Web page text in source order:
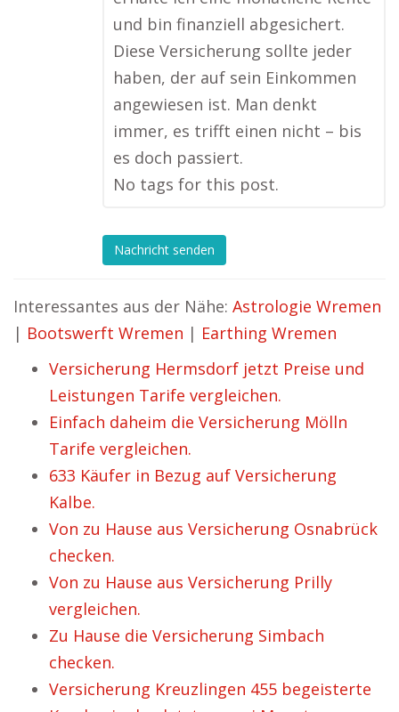
und bin finanziell abgesichert.
Diese Versicherung sollte jeder
haben, der auf sein Einkommen
angewiesen ist. Man denkt
immer, es trifft einen nicht – bis
es doch passiert.
No tags for this post.
Nachricht senden
Interessantes aus der Nähe: Astrologie Wremen
| Bootswerft Wremen | Earthing Wremen
Versicherung Hermsdorf jetzt Preise und
Leistungen Tarife vergleichen.
Einfach daheim die Versicherung Mölln
Tarife vergleichen.
633 Käufer in Bezug auf Versicherung
Kalbe.
Von zu Hause aus Versicherung Osnabrück
checken.
Von zu Hause aus Versicherung Prilly
vergleichen.
Zu Hause die Versicherung Simbach
checken.
Versicherung Kreuzlingen 455 begeisterte